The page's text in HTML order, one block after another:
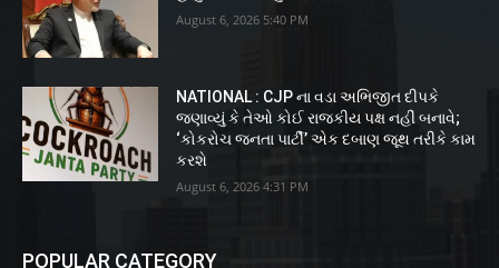
August 6, 2026 5:40 PM
NATIONAL : CJP ના વડા અભિજીત દીપકે
જણાવ્યું કે તેઓ કોઈ રાજકીય પક્ષ નહીં બનાવે;
‘કોકરોચ જનતા પાર્ટી’ એક દબાણ જૂથ તરીકે કામ
કરશે
August 6, 2026 4:31 PM
POPULAR CATEGORY